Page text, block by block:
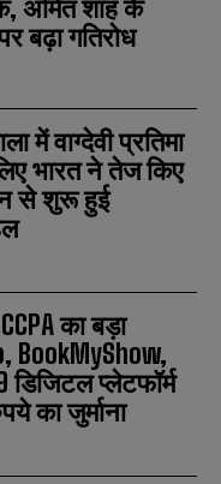
अमित शाह के
बढ़ा गतिरोध
में वाग्देवी प्रतिमा
भारत ने तेज किए
से शुरू हुई
का बड़ा
BookMyShow,
डिजिटल प्लेटफॉर्म
का जुर्माना